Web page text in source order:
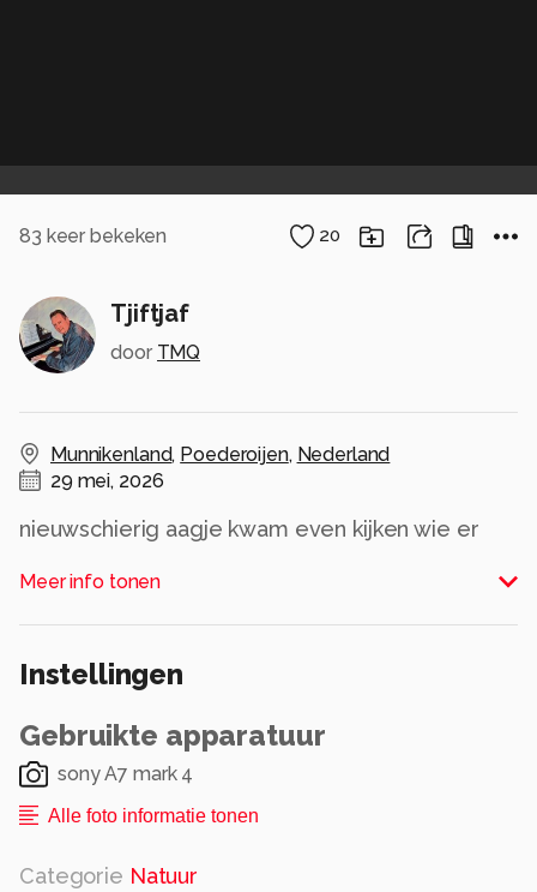
83 keer bekeken 20
Tjiftjaf
door TMQ
Munnikenland, Poederoijen, Nederland
29 mei, 2026
nieuwschierig aagje kwam even kijken wie er
stond te prutsen
Meer info tonen
Instellingen
Gebruikte apparatuur
sony A7 mark 4
Alle foto informatie tonen
Categorie Natuur